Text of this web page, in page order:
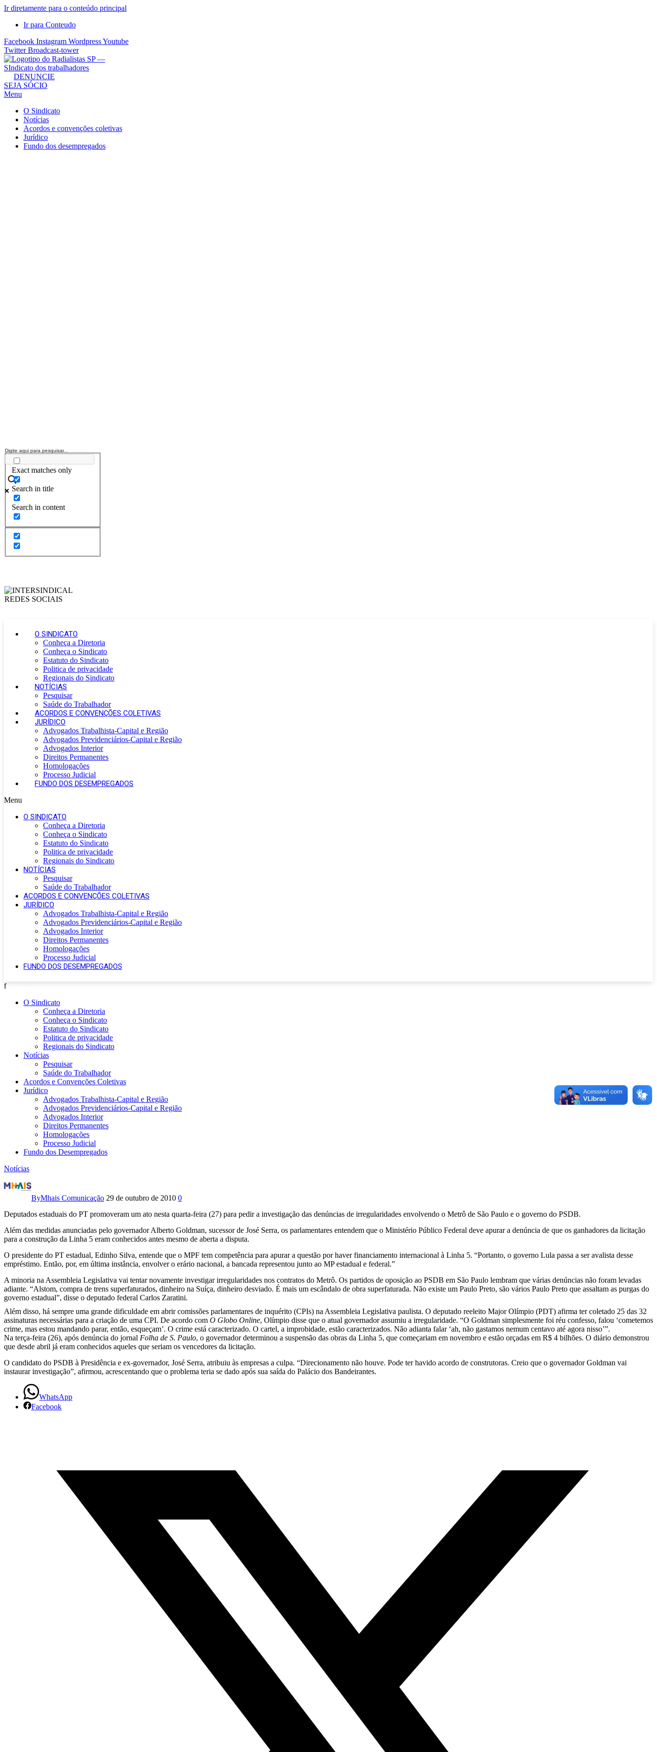
Ir diretamente para o conteúdo principal
Ir para Conteudo
Facebook Instagram WordpressYoutube
Twitter Broadcast-tower
Sindicato
dos
Radialistas
São
Paulo
Sindicato
DENUNCIE
SEJA SÓCIO
Menu
O Sindicato
Notícias
Acordos e convenções coletivas
Jurídico
Fundo dos desempregados
Exact matches only
Search in title
Search in content
O SINDICATO
Conheça a Diretoria
Conheça o Sindicato
Estatuto do Sindicato
Politica de privacidade
Regionais do Sindicato
NOTÍCIAS
Pesquisar
Saúde do Trabalhador
ACORDOS E CONVENÇÕES COLETIVAS
JURÍDICO
Advogados Trabalhista-Capital e Região
Advogados Previdenciários-Capital e Região
Advogados Interior
Direitos Permanentes
Homologações
Processo Judicial
FUNDO DOS DESEMPREGADOS
Menu
O SINDICATO
Conheça a Diretoria
Conheça o Sindicato
Estatuto do Sindicato
Politica de privacidade
Regionais do Sindicato
NOTÍCIAS
Pesquisar
Saúde do Trabalhador
ACORDOS E CONVENÇÕES COLETIVAS
JURÍDICO
Advogados Trabalhista-Capital e Região
Advogados Previdenciários-Capital e Região
Advogados Interior
Direitos Permanentes
Homologações
Processo Judicial
FUNDO DOS DESEMPREGADOS
f
O Sindicato
Conheça a Diretoria
Conheça o Sindicato
Estatuto do Sindicato
Politica de privacidade
Regionais do Sindicato
Notícias
Pesquisar
Saúde do Trabalhador
Acordos e Convenções Coletivas
Jurídico
Advogados Trabalhista-Capital e Região
Advogados Previdenciários-Capital e Região
Advogados Interior
Direitos Permanentes
Homologações
Processo Judicial
Fundo dos Desempregados
Notícias
PT
pede
que
MPF
investigue
fraude
em
licitação
do
Metrô
paulista
ByMhais Comunicação 29 de outubro de 2010 0
Deputados estaduais do PT promoveram um ato nesta quarta-feira (27) para pedir a investigação das denúncias de irregularidades envolvendo o Metrô de São Paulo e o governo do PSDB.
Além das medidas anunciadas pelo governador Alberto Goldman, sucessor de José Serra, os parlamentares entendem que o Ministério Público Federal deve apurar a denúncia de que os ganhadores da licitação
para a construção da Linha 5 eram conhecidos antes mesmo de aberta a disputa.
O presidente do PT estadual, Edinho Silva, entende que o MPF tem competência para apurar a questão por haver financiamento internacional à Linha 5. “Portanto, o governo Lula passa a ser avalista desse
empréstimo. Então, por, em última instância, envolver o erário nacional, a bancada representou junto ao MP estadual e federal.”
A minoria na Assembleia Legislativa vai tentar novamente investigar irregularidades nos contratos do Metrô. Os partidos de oposição ao PSDB em São Paulo lembram que várias denúncias não foram levadas
adiante. “Alstom, compra de trens superfaturados, dinheiro na Suíça, dinheiro desviado. É mais um escândalo de obra superfaturada. Não existe um Paulo Preto, são vários Paulo Preto que assaltam as purgas do
governo estadual”, disse o deputado federal Carlos Zaratini.
Além disso, há sempre uma grande dificuldade em abrir comissões parlamentares de inquérito (CPIs) na Assembleia Legislativa paulista. O deputado reeleito Major Olímpio (PDT) afirma ter coletado 25 das 32
assinaturas necessárias para a criação de uma CPI. De acordo com O Globo Online, Olímpio disse que o atual governador assumiu a irregularidade. “O Goldman simplesmente foi réu confesso, falou ‘cometemos
crime, mas estou mandando parar, então, esqueçam’. O crime está caracterizado. O cartel, a improbidade, estão caracterizados. Não adianta falar ‘ah, não gastamos nemum centavo até agora nisso’”.
Na terça-feira (26), após denúncia do jornal Folha de S. Paulo, o governador determinou a suspensão das obras da Linha 5, que começariam em novembro e estão orçadas em R$ 4 bilhões. O diário demonstrou
que desde abril já eram conhecidos aqueles que seriam os vencedores da licitação.
O candidato do PSDB à Presidência e ex-governador, José Serra, atribuiu às empresas a culpa. “Direcionamento não houve. Pode ter havido acordo de construtoras. Creio que o governador Goldman vai
instaurar investigação”, afirmou, acrescentando que o problema teria se dado após sua saída do Palácio dos Bandeirantes.
WhatsApp
Facebook